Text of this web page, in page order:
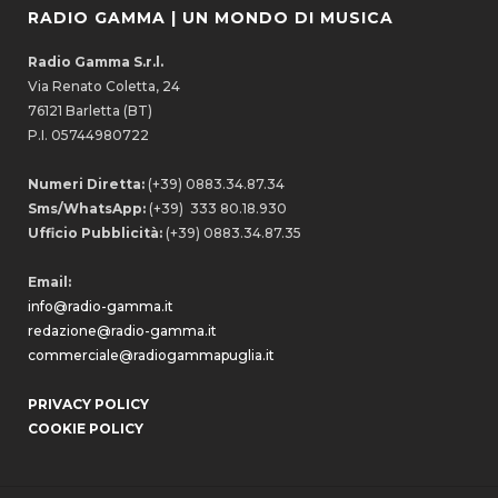
RADIO GAMMA | UN MONDO DI MUSICA
Radio Gamma S.r.l.
Via Renato Coletta, 24
76121 Barletta (BT)
P.I. 05744980722
Numeri Diretta: (+39) 0883.34.87.34
Sms/WhatsApp: (+39) 333 80.18.930
Ufficio Pubblicità: (+39) 0883.34.87.35
Email:
info@radio-gamma.it
redazione@radio-gamma.it
commerciale@radiogammapuglia.it
PRIVACY POLICY
COOKIE POLICY